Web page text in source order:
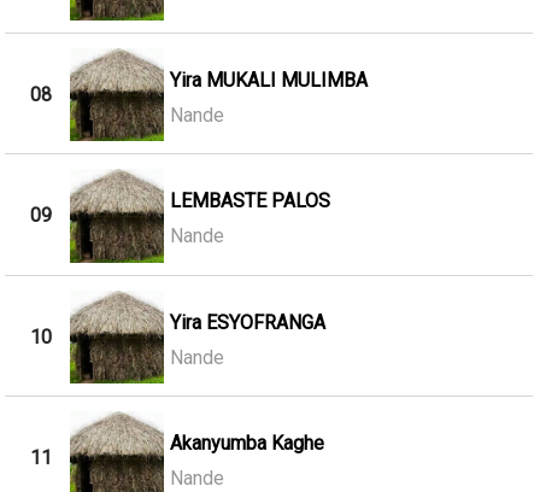
08
Yira MUKALI MULIMBA
Nande
09
LEMBASTE PALOS
Nande
10
Yira ESYOFRANGA
Nande
11
Akanyumba Kaghe
Nande